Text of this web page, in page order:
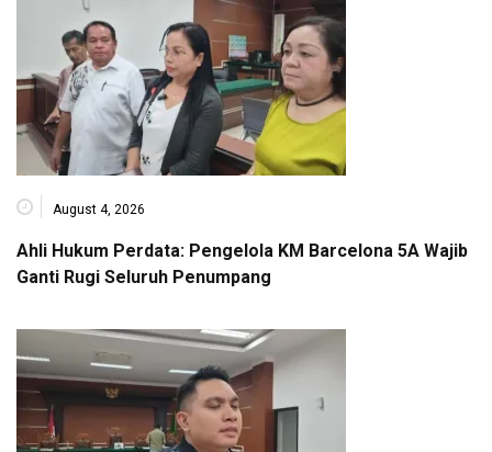
August 4, 2026
Ahli Hukum Perdata: Pengelola KM Barcelona 5A Wajib
Ganti Rugi Seluruh Penumpang